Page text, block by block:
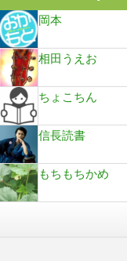
岡本
相田うえお
ちょこちん
信長読書
もちもちかめ